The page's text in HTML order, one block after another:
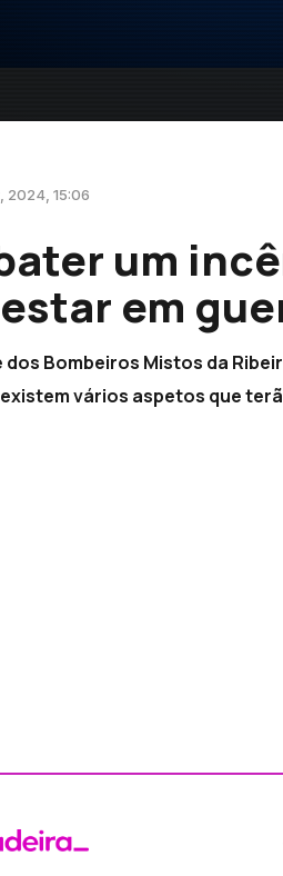
2024, 15:06
um
em
Bombeiros Mistos da
vários aspetos que